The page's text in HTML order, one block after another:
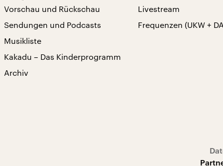
Vorschau und Rückschau
Sendungen und Podcasts
Musikliste
Kakadu – Das Kinderprogramm
Archiv
Livestream
Frequenzen (UKW +